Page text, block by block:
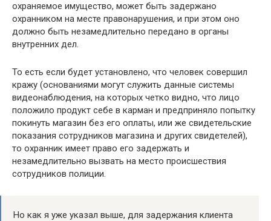
охраняемое имущество, может быть задержано
охранником на месте правонарушения, и при этом оно
должно быть незамедлительно передано в органы
внутренних дел.
То есть если будет установлено, что человек совершил
кражу (основаниями могут служить данные системы
видеонаблюдения, на которых четко видно, что лицо
положило продукт себе в карман и предприняло попытку
покинуть магазин без его оплаты, или же свидетельские
показания сотрудников магазина и других свидетелей),
то охранник имеет право его задержать и
незамедлительно вызвать на место происшествия
сотрудников полиции.
Но как я уже указал выше, для задержания клиента